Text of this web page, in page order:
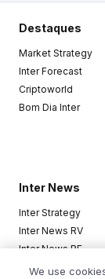
Destaques
Market Strategy
Inter Forecast
Criptoworld
Bom Dia Inter
Inter News
Inter Strategy
Inter News RV
Inter News RF
Top Funds
We use